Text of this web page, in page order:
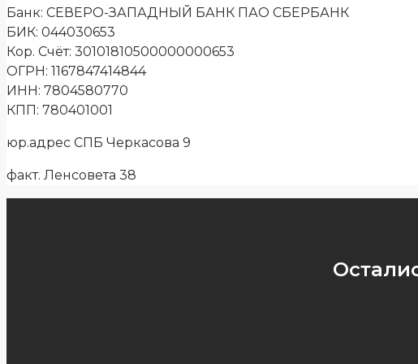
Банк: СЕВЕРО-ЗАПАДНЫЙ БАНК ПАО СБЕРБАНК
БИК: 044030653
Кор. Cчёт: 30101810500000000653
ОГРН: 1167847414844
ИНН: 7804580770
КПП: 780401001
юр.адрес СПБ Черкасова 9
факт. Ленсовета 38